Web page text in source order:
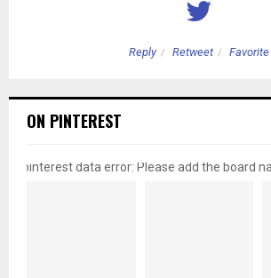
Reply Retweet Favorite
ON PINTEREST
pinterest data error: Please add the board